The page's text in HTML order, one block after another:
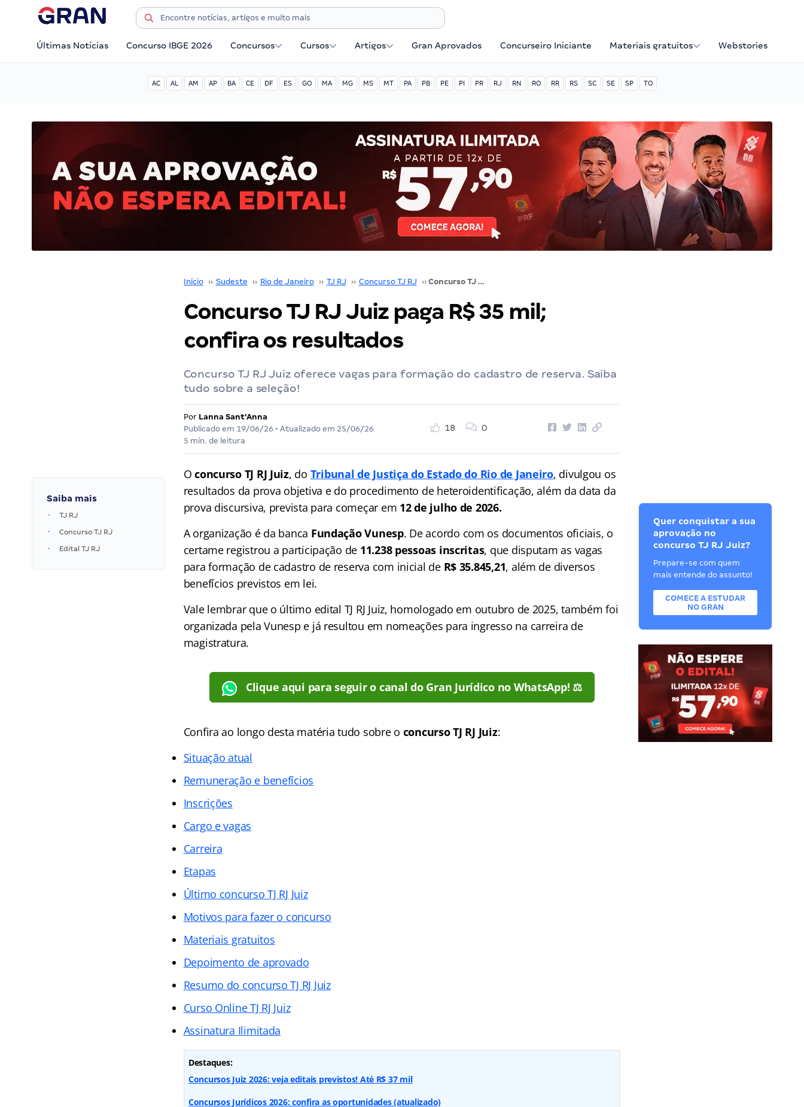
Últimas Notícias Concurso IBGE 2026 Concursos Cursos Artigos Gran Aprovados Concurseiro Iniciante Materiais gratuitos Webstories
AC AL AM AP BA CE DF ES GO MA MG MS MT PA PB PE PI PR RJ RN RO RR RS SC SE SP TO
Início ›› Sudeste ›› Rio de Janeiro ›› TJ RJ ›› Concurso TJ RJ ›› Concurso TJ RJ Juiz paga R$ 35 mil; confira os resultados
Concurso TJ RJ Juiz paga R$ 35 mil;
confira os resultados
Concurso TJ RJ Juiz oferece vagas para formação do cadastro de reserva. Saiba
tudo sobre a seleção!
Por Lanna Sant'Anna
Publicado em 19/06/26 • Atualizado em 25/06/26
5 min. de leitura
18 0
Saiba mais
TJ RJ
Concurso TJ RJ
Edital TJ RJ
Oconcurso TJ RJ Juiz, do Tribunal de Justiça do Estado do Rio de Janeiro, divulgou os
resultados da prova objetiva e do procedimento de heteroidentificação, além da data da
prova discursiva, prevista para começar em 12 de julho de 2026.
A organização é da banca Fundação Vunesp. De acordo com os documentos oficiais, o
certame registrou a participação de 11.238 pessoas inscritas, que disputam as vagas
para formação de cadastro de reserva com inicial de R$ 35.845,21, além de diversos
benefícios previstos em lei.
Vale lembrar que o último edital TJ RJ Juiz, homologado em outubro de 2025, também foi
organizada pela Vunesp e já resultou em nomeações para ingresso na carreira de
magistratura.
Clique aqui para seguir o canal do Gran Jurídico no WhatsApp! ⚖️
Confira ao longo desta matéria tudo sobre o concurso TJ RJ Juiz:
Situação atual
Remuneração e benefícios
Inscrições
Cargo e vagas
Carreira
Etapas
Último concurso TJ RJ Juiz
Motivos para fazer o concurso
Materiais gratuitos
Depoimento de aprovado
Resumo do concurso TJ RJ Juiz
Curso Online TJ RJ Juiz
Assinatura Ilimitada
Destaques:
Concursos Juiz 2026: veja editais previstos! Até R$ 37 mil
Concursos Jurídicos 2026: confira as oportunidades (atualizado)
Quer conquistar a sua
aprovação no
concurso TJ RJ Juiz?
Prepare-se com quem
mais entende do assunto!
COMECE A ESTUDAR
NO GRAN